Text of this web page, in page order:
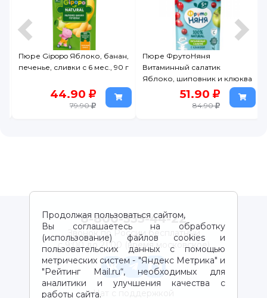
Яблоко, банан,
с 6 мес., 90 г
Пюре ФрутоНяня
Витаминный салатик
Яблоко, шиповник и клюква
90 г дойпак51.90
клубника,
дойпак
Продолжая пользоваться сайтом,
Вы соглашаетесь на обработку
(использование) файлов cookies и
пользовательских данных с помощью
метрических систем - "Яндекс Метрика" и
"Рейтинг Mail.ru“, необходимых для
аналитики и улучшения качества с
работы сайта.
8-800-333-44-22
Звонок по России бесплатный
с 9:00 до 21:00 (время московское)
Чат с поддержкой